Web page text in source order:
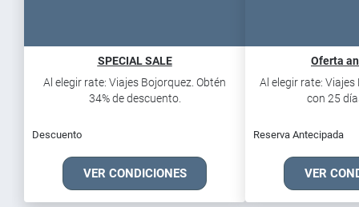
SPECIAL SALE
Al elegir rate: Viajes Bojorquez. Obtén
34% de descuento.
Descuento
VER CONDICIONES
Oferta
Al elegir rate:
con 25
Reserva Antecipada
VER